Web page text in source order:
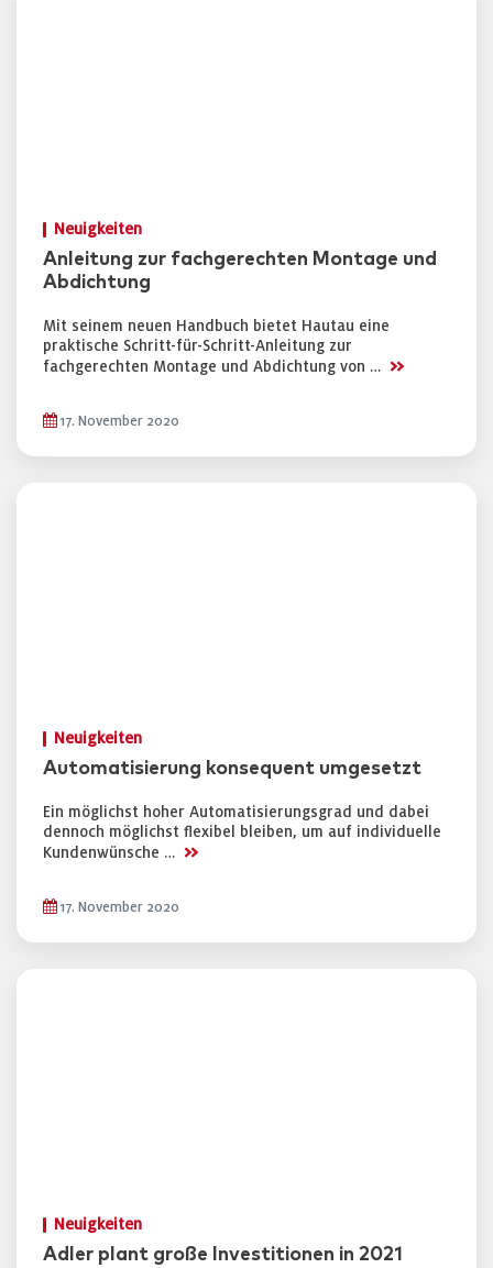
Neuigkeiten
Anleitung zur fachgerechten Montage und
Abdichtung
Mit seinem neuen Handbuch bietet Hautau eine
praktische Schritt-für-Schritt-Anleitung zur
fachgerechten Montage und Abdichtung von … >>
17. November 2020
Neuigkeiten
Automatisierung konsequent umgesetzt
Ein möglichst hoher Automatisierungsgrad und dabei
dennoch möglichst flexibel bleiben, um auf individuelle
Kundenwünsche … >>
17. November 2020
Neuigkeiten
Adler plant große Investitionen in 2021